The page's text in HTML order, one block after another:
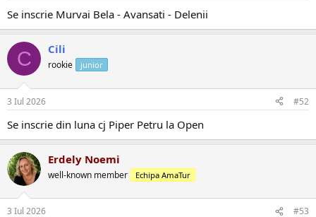
Se inscrie Murvai Bela - Avansati - Delenii
C Cili
rookie junior
3 Iul 2026 #52
Se inscrie din luna cj Piper Petru la Open
Erdely Noemi
well-known member Echipa AmaTur
3 Iul 2026 #53